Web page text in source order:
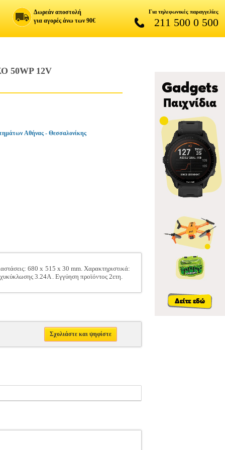
Δωρεάν αποστολή
για αγορές άνω των 90€
Για τηλεφωνικές παραγγελίες
211 500 0 500
12V
Αθήνας - Θεσσαλονίκης
680 x 515 x 30 mm. Χαρακτηριστικά:
3.24A . Εγγύηση προϊόντος 2ετη.
Σχολιάστε και ψηφίστε